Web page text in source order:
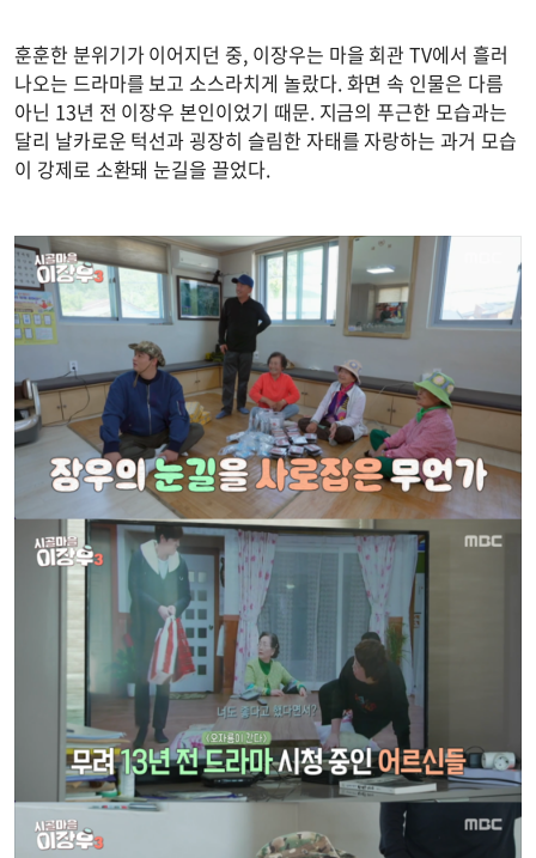
훈훈한 분위기가 이어지던 중, 이장우는 마을 회관 TV에서 흘러
나오는 드라마를 보고 소스라치게 놀랐다. 화면 속 인물은 다름
아닌 13년 전 이장우 본인이었기 때문. 지금의 푸근한 모습과는
달리 날카로운 턱선과 굉장히 슬림한 자태를 자랑하는 과거 모습
이 강제로 소환돼 눈길을 끌었다.